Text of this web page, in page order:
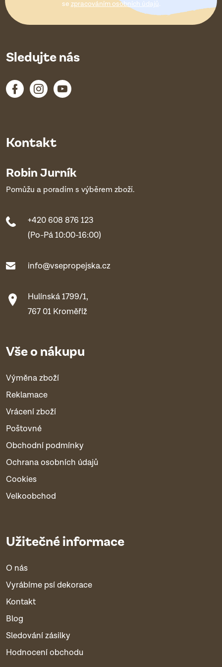
se zpracováním osobních údajů.
Kontakt
Robin Jurník
Pomůžu a poradím s výběrem zboží.
+420 608 876 123
(Po-Pá 10:00-16:00)
info@vsepropejska.cz
Hulínská 1799/1,
767 01 Kroměříž
Vše o nákupu
Výměna zboží
Reklamace
Vrácení zboží
Poštovné
Obchodní podmínky
Ochrana osobních údajů
Cookies
Velkoobchod
Užitečné informace
O nás
Vyrábíme psí dekorace
Kontakt
Blog
Sledování zásilky
Hodnocení obchodu
Sledujte nás